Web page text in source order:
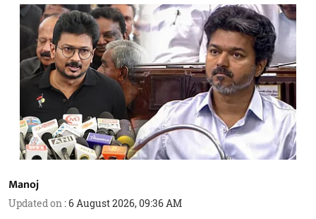
Manoj
Updated on :6 August 2026, 09:36 AM